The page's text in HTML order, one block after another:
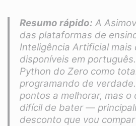
Resumo rápido: A
das plataformas de
Inteligência Artificial mais
disponíveis em
Python do Zero como
programando de
pontos a melhorar, mas
difícil de bater —
desconto que vou